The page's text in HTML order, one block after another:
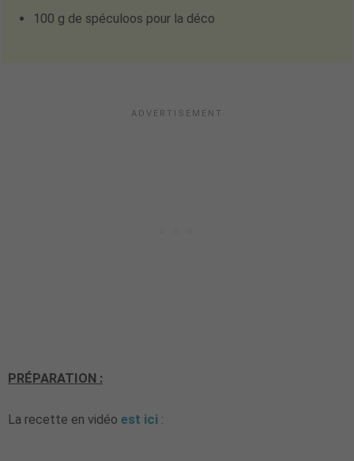
100 g de spéculoos pour la déco
PRÉPARATION :
La recette en vidéo est ici :